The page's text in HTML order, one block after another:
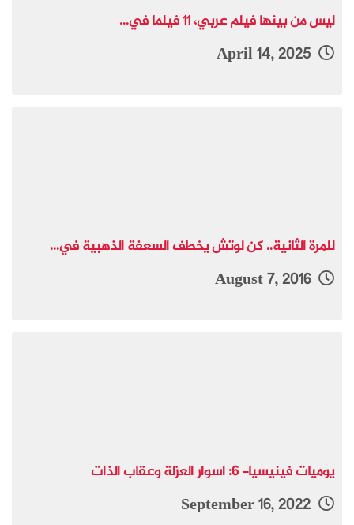
ليس من بينها فيلم عربي، 11 فيلما في...
للمرة الثانية.. كن لوتش يخطف السعفة الذهبية في...
August 7, 2016
يوميات فينيسيا- 6: اسوار العزلة وعقاب الذات